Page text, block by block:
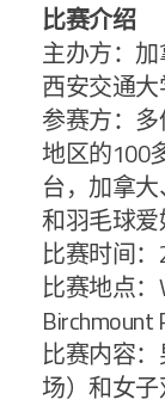
比赛介绍
主办方：加
西安交通
参赛方：
地区的100
台，加拿
和羽毛球
比赛时间
比赛地点：
Birchmount
比赛内容
场）和女子